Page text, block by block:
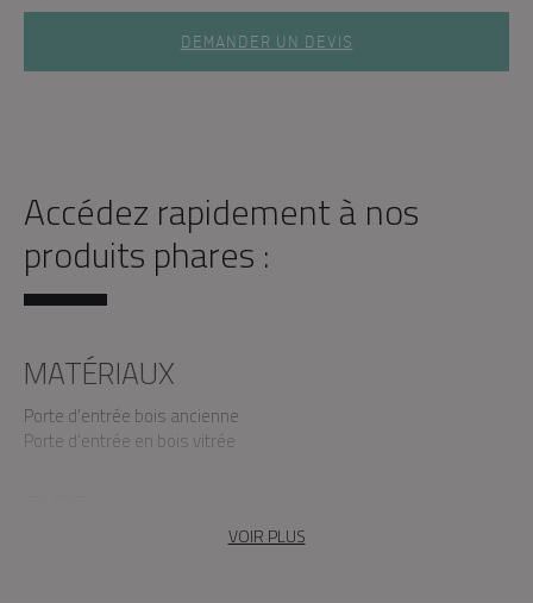
DEMANDER UN DEVIS
Accédez rapidement à nos
produits phares :
MATÉRIAUX
Porte d’entrée bois ancienne
Porte d’entrée en bois vitrée
VOIR PLUS